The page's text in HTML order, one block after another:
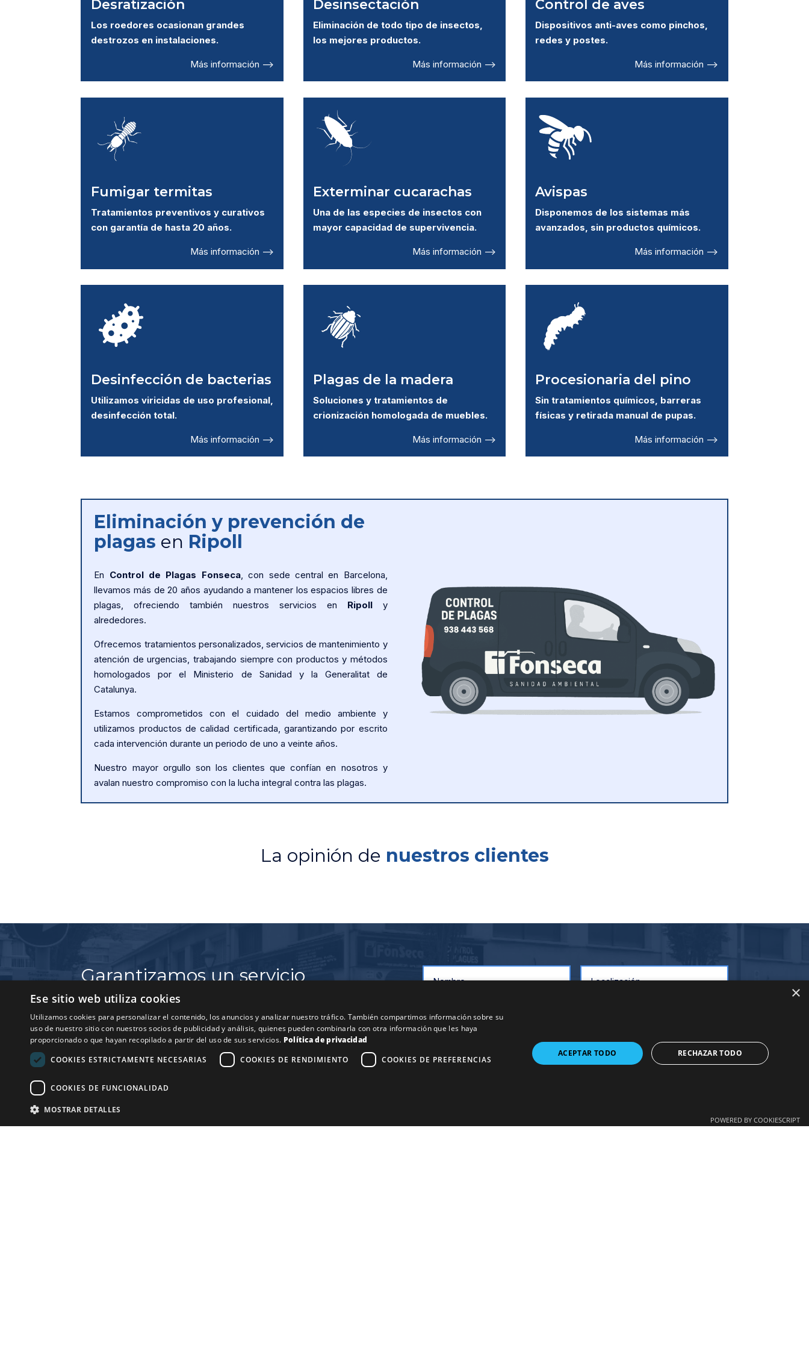
Desratización
Los roedores ocasionan grandes
destrozos en instalaciones.
Más información –>
Desinsectación
Eliminación de todo tipo de insectos,
los mejores productos.
Más información –>
Control de aves
Dispositivos anti-aves como pinchos,
redes y postes.
Más información –>
Fumigar termitas
Tratamientos preventivos y curativos
con garantía de hasta 20 años.
Más información –>
Exterminar cucarachas
Una de las especies de insectos con
mayor capacidad de supervivencia.
Más información –>
Avispas
Disponemos de los sistemas más
avanzados, sin productos químicos.
Más información –>
Desinfección de bacterias
Utilizamos viricidas de uso profesional,
desinfección total.
Más información –>
Plagas de la madera
Soluciones y tratamientos de
crionización homologada de muebles.
Más información –>
Procesionaria del pino
Sin tratamientos químicos, barreras
físicas y retirada manual de pupas.
Más información –>
Eliminación y prevención de
plagas en Ripoll
En Control de Plagas Fonseca, con sede central en Barcelona,
llevamos más de 20 años ayudando a mantener los espacios libres de
plagas, ofreciendo también nuestros servicios en Ripolly
alrededores.
Ofrecemos tratamientos personalizados, servicios de mantenimiento y
atención de urgencias, trabajando siempre con productos y métodos
homologados por el Ministerio de Sanidad y la Generalitat de
Catalunya.
Estamos comprometidos con el cuidado del medio ambiente y
utilizamos productos de calidad certificada, garantizando por escrito
cada intervención durante un periodo de uno a veinte años.
Nuestro mayor orgullo son los clientes que confían en nosotros y
avalan nuestro compromiso con la lucha integral contra las plagas.
La opinión de nuestros clientes
Garantizamos un servicio
con compromiso y de calidad
EnRipoll, con sede central en Barcelona, todos nuestros servicios se
realizan con productos y técnicas homologadas por el Ministerio de
Sanidad y Consumo. Además, nuestros contratos de mantenimiento
cumplen con la normativa vigente y están aprobados por la Generalitat de
Catalunya.
×
Ese sitio web utiliza cookies
Utilizamos cookies para personalizar el contenido, los anuncios y analizar nuestro tráfico. También compartimos información sobre su
uso de nuestro sitio con nuestros socios de publicidad y análisis, quienes pueden combinarla con otra información que les haya
proporcionado o que hayan recopilado a partir del uso de sus servicios. Política de privacidad
COOKIES ESTRICTAMENTE NECESARIAS
COOKIES DE RENDIMIENTO COOKIES DE PREFERENCIAS
COOKIES DE FUNCIONALIDAD
MOSTRAR DETALLES
ACEPTAR TODO RECHAZAR TODO
POWERED BY COOKIESCRIPT